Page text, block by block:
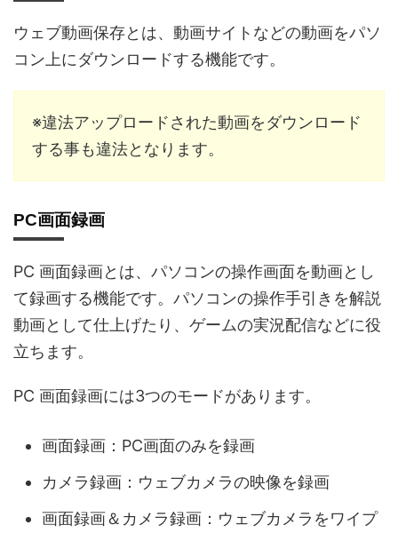
ウェブ動画保存とは、動画サイトなどの動画をパソ
コン上にダウンロードする機能です。
※違法アップロードされた動画をダウンロード
する事も違法となります。
PC画面録画
PC 画面録画とは、パソコンの操作画面を動画とし
て録画する機能です。パソコンの操作手引きを解説
動画として仕上げたり、ゲームの実況配信などに役
立ちます。
PC 画面録画には3つのモードがあります。
画面録画：PC画面のみを録画
カメラ録画：ウェブカメラの映像を録画
画面録画＆カメラ録画：ウェブカメラをワイプ